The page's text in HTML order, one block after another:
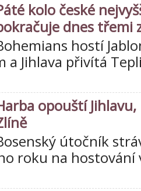
kolo české
dnes třemi
hostí
a Jihlava přivítá
opouští
útočník
roku na